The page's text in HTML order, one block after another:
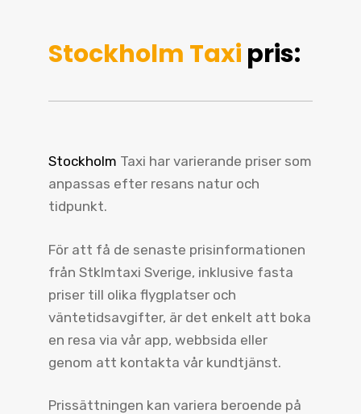
Stockholm Taxi pris:
Stockholm Taxi har varierande priser som
anpassas efter resans natur och
tidpunkt.
För att få de senaste prisinformationen
från Stklmtaxi Sverige, inklusive fasta
priser till olika flygplatser och
väntetidsavgifter, är det enkelt att boka
en resa via vår app, webbsida eller
genom att kontakta vår kundtjänst.
Prissättningen kan variera beroende på